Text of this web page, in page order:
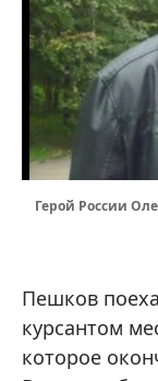
Герой России
Пешков
курсантом
которое